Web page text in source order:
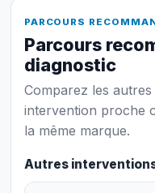
PARCOURS
Parcours
diagnostic
Comparez les
intervention proche
la même marque.
Autres